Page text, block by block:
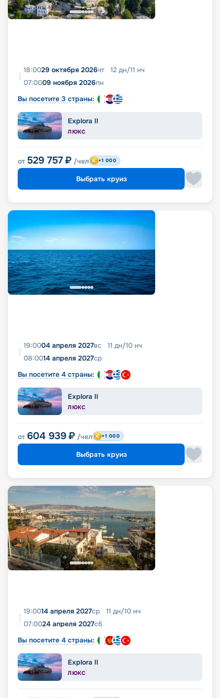
18:0029 октября 2026чт 12 дн/11 нч
07:0009 ноября 2026пн
Вы посетите 3 страны:
Explora II
ЛЮКС
от 529 757 ₽ /чел +1 000
Выбрать круиз
19:0004 апреля 2027вс 11 дн/10 нч
08:0014 апреля 2027ср
Вы посетите 4 страны:
Explora II
ЛЮКС
от 604 939 ₽ /чел +1 000
Выбрать круиз
19:0014 апреля 2027ср 11 дн/10 нч
07:0024 апреля 2027сб
Вы посетите 4 страны:
Explora II
ЛЮКС